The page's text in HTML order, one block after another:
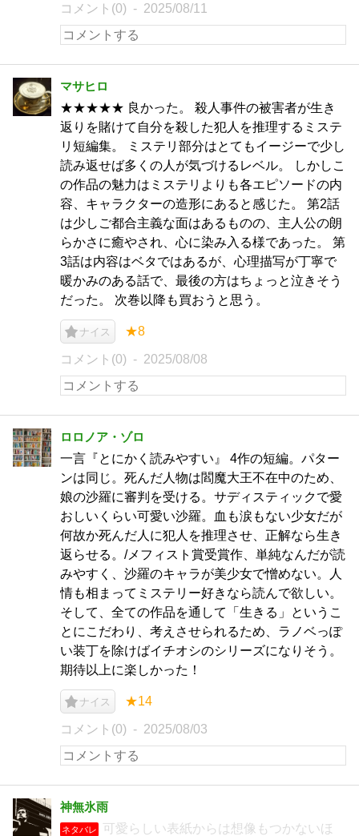
コメント(0) 2025/08/11
マサヒロ
★★★★★ 良かった。 殺人事件の被害者が生き
返りを賭けて自分を殺した犯人を推理するミステ
リ短編集。 ミステリ部分はとてもイージーで少し
読み返せば多くの人が気づけるレベル。 しかしこ
の作品の魅力はミステリよりも各エピソードの内
容、キャラクターの造形にあると感じた。 第2話
は少しご都合主義な面はあるものの、主人公の朗
らかさに癒やされ、心に染み入る様であった。 第
3話は内容はベタではあるが、心理描写が丁寧で
暖かみのある話で、最後の方はちょっと泣きそう
だった。 次巻以降も買おうと思う。
ナイス ★8
コメント(0) 2025/08/08
ロロノア・ゾロ
一言『とにかく読みやすい』 4作の短編。パター
ンは同じ。死んだ人物は閻魔大王不在中のため、
娘の沙羅に審判を受ける。サディスティックで愛
おしいくらい可愛い沙羅。血も涙もない少女だが
何故か死んだ人に犯人を推理させ、正解なら生き
返らせる。/メフィスト賞受賞作、単純なんだが読
みやすく、沙羅のキャラが美少女で憎めない。人
情も相まってミステリー好きなら読んで欲しい。
そして、全ての作品を通して「生きる」というこ
とにこだわり、考えさせられるため、ラノベっぽ
い装丁を除けばイチオシのシリーズになりそう。
期待以上に楽しかった！
ナイス ★14
コメント(0) 2025/08/03
神無氷雨
ネタバレ
可愛らしい表紙からは想像もつかないほ